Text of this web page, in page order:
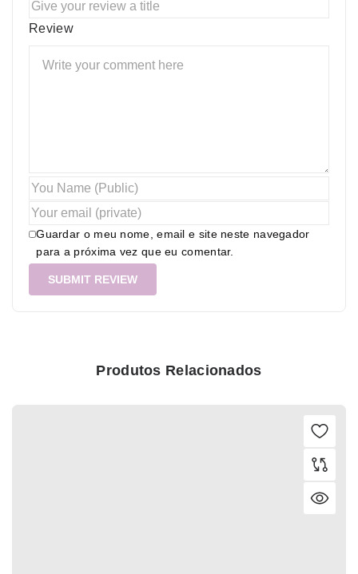
Review
Guardar o meu nome, email e site neste navegador
para a próxima vez que eu comentar.
Produtos Relacionados